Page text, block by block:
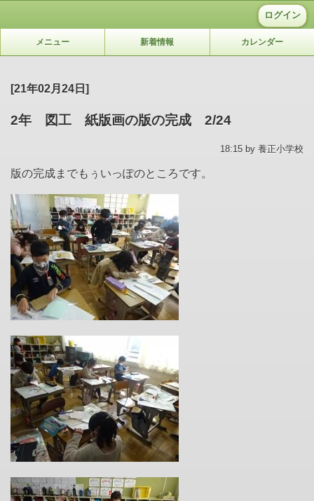
ログイン
メニュー 新着情報 カレンダー
[21年02月24日]
2年 図工 紙版画の版の完成 2/24
18:15 by 養正小学校
版の完成までもぅいっぽのところです。